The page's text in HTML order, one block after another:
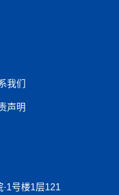
我们
声明
·1号楼1层121